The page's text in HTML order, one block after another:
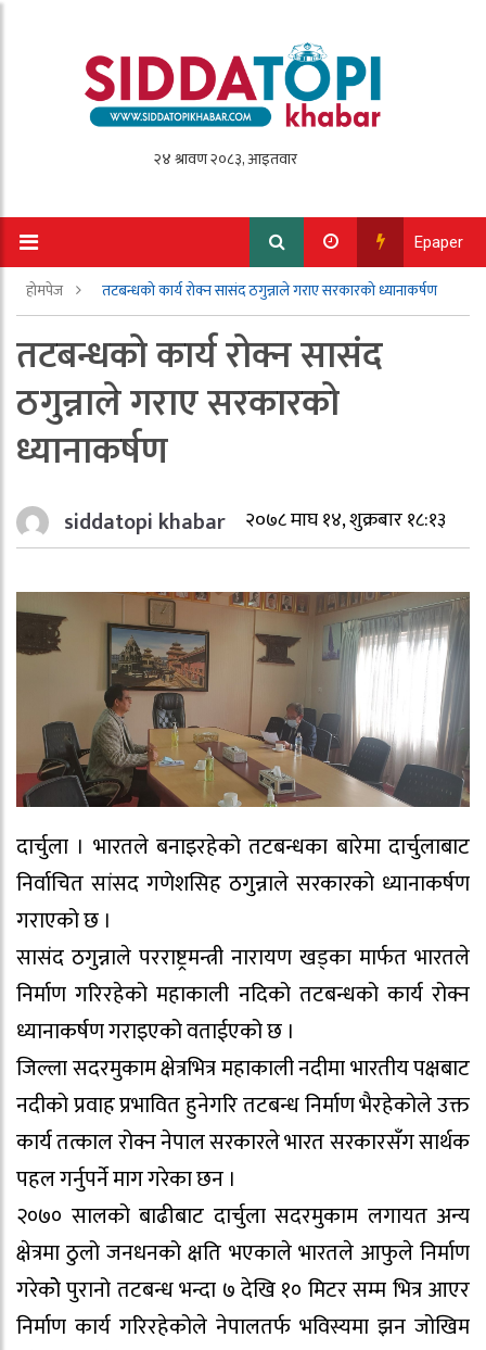
Epaper
होमपेज तटबन्धको कार्य रोक्न सासंद ठगुन्नाले गराए सरकारको ध्यानाकर्षण
तटबन्धको कार्य रोक्न सासंद
ठगुन्नाले गराए सरकारको
ध्यानाकर्षण
siddatopi khabar २०७८ माघ १४, शुक्रबार १८:१३
दार्चुला । भारतले बनाइरहेको तटबन्धका बारेमा दार्चुलाबाट
निर्वाचित सांसद गणेशसिह ठगुन्नाले सरकारको ध्यानाकर्षण
गराएको छ ।
सासंद ठगुन्नाले परराष्ट्रमन्त्री नारायण खड्का मार्फत भारतले
निर्माण गरिरहेको महाकाली नदिको तटबन्धको कार्य रोक्न
ध्यानाकर्षण गराइएको वताईएको छ ।
जिल्ला सदरमुकाम क्षेत्रभित्र महाकाली नदीमा भारतीय पक्षबाट
नदीको प्रवाह प्रभावित हुनेगरि तटबन्ध निर्माण भैरहेकोले उक्त
कार्य तत्काल रोक्न नेपाल सरकारले भारत सरकारसँग सार्थक
पहल गर्नुपर्ने माग गरेका छन ।
२०७० सालको बाढीबाट दार्चुला सदरमुकाम लगायत अन्य
क्षेत्रमा ठुलो जनधनको क्षति भएकाले भारतले आफुले निर्माण
गरेकोे पुरानो तटबन्ध भन्दा ७ देखि १० मिटर सम्म भित्र आएर
निर्माण कार्य गरिरहेकोले नेपालतर्फ भविस्यमा झन जोखिम